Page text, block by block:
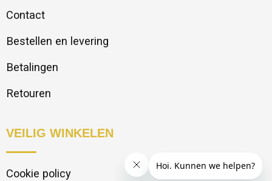
Contact
Bestellen en levering
Betalingen
Retouren
VEILIG WINKELEN
Cookie policy